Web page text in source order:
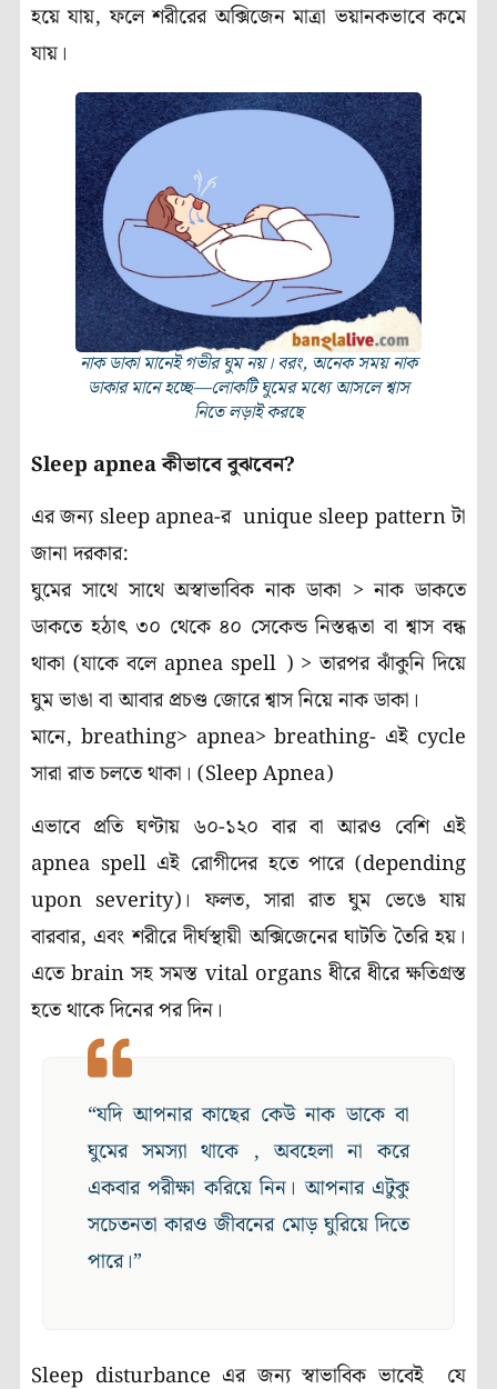
হয়ে যায়, ফলে শরীরের অক্সিজেন মাত্রা ভয়ানকভাবে কমে
যায়।
নাক ডাকা মানেই গভীর ঘুম নয়। বরং, অনেক সময় নাক
ডাকার মানে হচ্ছে—লোকটি ঘুমের মধ্যে আসলে শ্বাস
নিতে লড়াই করছে
Sleep apnea কীভাবে বুঝবেন?
এর জন্য sleep apnea-র unique sleep pattern টা
জানা দরকার:
ঘুমের সাথে সাথে অস্বাভাবিক নাক ডাকা > নাক ডাকতে
ডাকতে হঠাৎ ৩০ থেকে ৪০ সেকেন্ড নিস্তব্ধতা বা শ্বাস বন্ধ
থাকা (যাকে বলে apnea spell ) > তারপর ঝাঁকুনি দিয়ে
ঘুম ভাঙা বা আবার প্রচণ্ড জোরে শ্বাস নিয়ে নাক ডাকা।
মানে, breathing> apnea> breathing- এই cycle
সারা রাত চলতে থাকা। (Sleep Apnea)
এভাবে প্রতি ঘণ্টায় ৬০-১২০ বার বা আরও বেশি এই
apnea spell এই রোগীদের হতে পারে (depending
upon severity)। ফলত, সারা রাত ঘুম ভেঙে যায়
বারবার, এবং শরীরে দীর্ঘস্থায়ী অক্সিজেনের ঘাটতি তৈরি হয়।
এতে brain সহ সমস্ত vital organs ধীরে ধীরে ক্ষতিগ্রস্ত
হতে থাকে দিনের পর দিন।
“যদি আপনার কাছের কেউ নাক ডাকে বা
ঘুমের সমস্যা থাকে , অবহেলা না করে
একবার পরীক্ষা করিয়ে নিন। আপনার এটুকু
সচেতনতা কারও জীবনের মোড় ঘুরিয়ে দিতে
পারে।”
Sleep disturbance এর জন্য স্বাভাবিক ভাবেই যে